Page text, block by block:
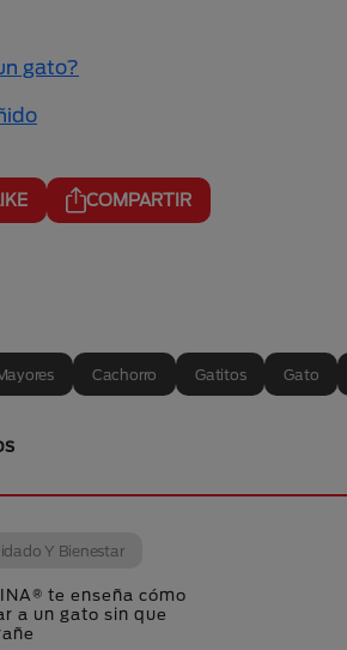
gato?
COMPARTIR
Cachorro Gatitos Gato
Y Bienestar
te enseña cómo
a un gato sin que